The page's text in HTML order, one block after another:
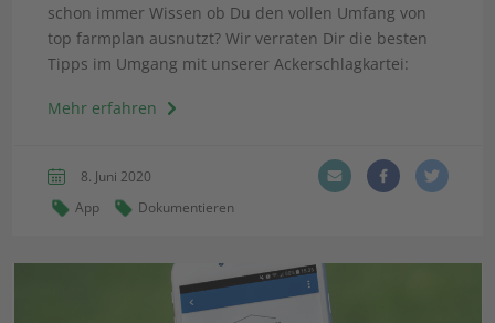
schon immer Wissen ob Du den vollen Umfang von
top farmplan ausnutzt? Wir verraten Dir die besten
Tipps im Umgang mit unserer Ackerschlagkartei:
Mehr erfahren
8. Juni 2020
App
Dokumentieren